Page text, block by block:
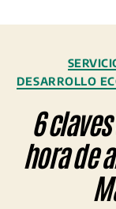
DESARROLLO
6
hora de